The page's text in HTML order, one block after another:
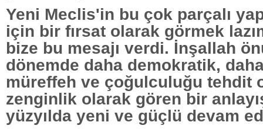
Yeni Meclis'in bu çok parçalı
için bir fırsat olarak görmek
bize bu mesajı verdi. İnşallah
dönemde daha demokratik,
müreffeh ve çoğulculuğu tehdit
zenginlik olarak gören bir
yüzyılda yeni ve güçlü devam